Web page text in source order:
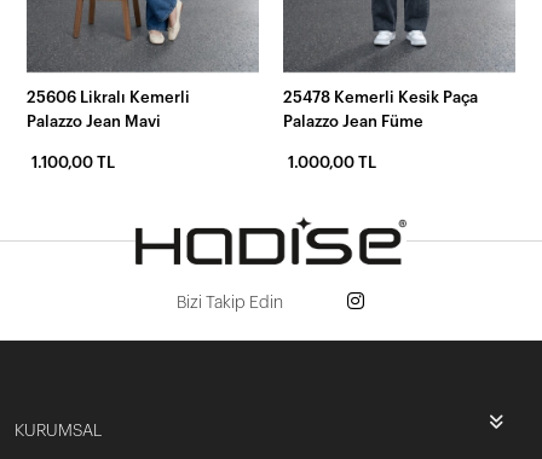
25606 Likralı Kemerli
Palazzo Jean Mavi
1.100,00 TL
25478 Kemerli Kesik Paça
Palazzo Jean Füme
1.000,00 TL
Bizi Takip Edin
KURUMSAL